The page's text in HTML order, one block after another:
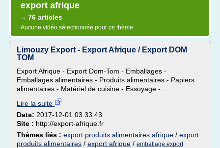
export afrique
→ 76 articles
Aucune vidéo sélectionnée pour ce thème
Limouzy Export - Export Afrique / Export DOM
TOM
Export Afrique - Export Dom-Tom - Emballages -
Emballages alimentaires - Produits alimentaires - Papiers
alimentaires - Matériel de cuisine - Essuyage -...
Lire la suite
Date: 2017-12-01 03:33:43
Site : http://export-afrique.fr
Thèmes liés : export produits alimentaires afrique / export
produits alimentaires / export afrique / emballage export